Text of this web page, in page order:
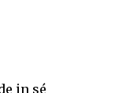
in sé